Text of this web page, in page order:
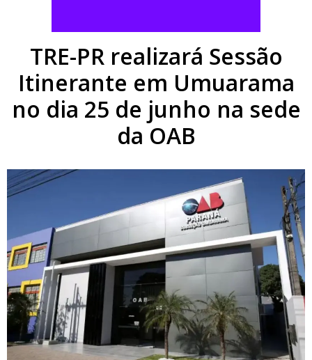
TRE-PR realizará Sessão
Itinerante em Umuarama
no dia 25 de junho na sede
da OAB